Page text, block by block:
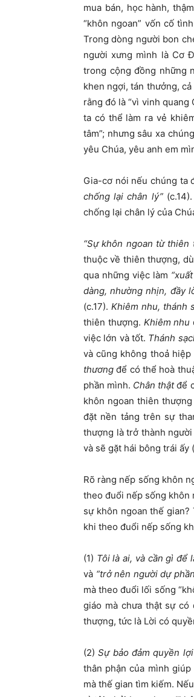
mua bán, học hành,
“khôn ngoan” vốn cố
Trong dòng người bon
người xưng mình là Cơ
trong cộng đồng những
khen ngợi, tán thưởng,
rằng đó là “vì vinh
ta có thể làm ra vẻ
tâm”; nhưng sâu xa
yêu Chúa, yêu anh em
Gia-cơ nói nếu chúng ta
chống lại chân lý”
chống lại chân lý của
“Sự khôn ngoan từ thiên
thuộc về thiên thượng,
qua những việc làm
dàng, nhường nhịn, đầy
(c.17).Khiêm nhu, thánh
thiên thượng. Khiêm nhu
việc lớn và tốt. Thánh
và cũng không thoả
thương để có thể hoà
phần mình. Chân thậtđể
khôn ngoan thiên
đặt nền tảng trên sự
thượng là trở thành
và sẽ gặt hái bông trái ấy
Rõ ràng nếp sống khôn
theo đuổi nếp sống khôn
sự khôn ngoan thế
khi theo đuổi nếp sống
(1) Tôi là ai, và cần gì để
và “trở nên người dự
mà theo đuổi lối sống
giáo mà chưa thật sự
thượng, tức là Lời có
(2)Sự bảo đảm quyền
thân phận của mình
mà thế gian tìm kiếm.